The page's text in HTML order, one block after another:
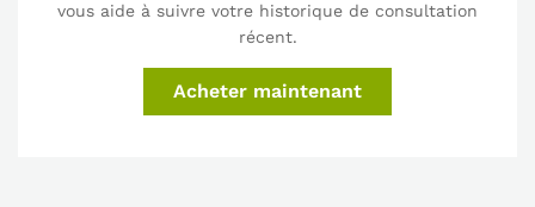
vous aide à suivre votre historique de consultation
récent.
Acheter maintenant